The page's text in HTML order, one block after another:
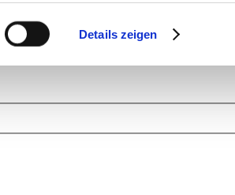
Details zeigen